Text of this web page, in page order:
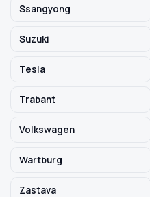
Ssangyong
Suzuki
Tesla
Trabant
Volkswagen
Wartburg
Zastava